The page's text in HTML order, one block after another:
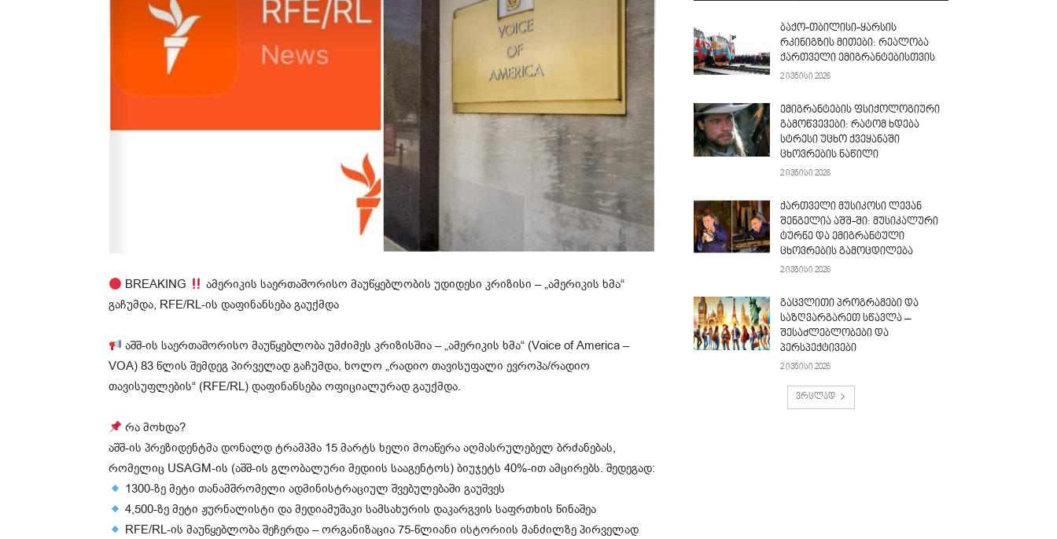
BREAKING
ამერიკის საერთაშორისო მაუწყებლობის უდიდესი კრიზისი – „ამერიკის ხმა“
გაჩუმდა, RFE/RL-ის დაფინანსება გაუქმდა
აშშ-ის საერთაშორისო მაუწყებლობა უმძიმეს კრიზისშია – „ამერიკის ხმა“ (Voice of America –
VOA) 83 წლის შემდეგ პირველად გაჩუმდა, ხოლო „რადიო თავისუფალი ევროპა/რადიო
თავისუფლების“ (RFE/RL) დაფინანსება ოფიციალურად გაუქმდა.
რა მოხდა?
აშშ-ის პრეზიდენტმა დონალდ ტრამპმა 15 მარტს ხელი მოაწერა აღმასრულებელ ბრძანებას,
რომელიც USAGM-ის (აშშ-ის გლობალური მედიის სააგენტოს) ბიუჯეტს 40%-ით ამცირებს. შედეგად:
1300-ზე მეტი თანამშრომელი ადმინისტრაციულ შვებულებაში გაუშვეს
4,500-ზე მეტი ჟურნალისტი და მედიამუშაკი სამსახურის დაკარგვის საფრთხის წინაშეა
RFE/RL-ის მაუწყებლობა შეჩერდა – ორგანიზაცია 75-წლიანი ისტორიის მანძილზე პირველად
ბაქო-თბილისი-ყარსის
რკინიგზის მითები: რეალობა
ქართველი ემიგრანტებისთვის
2 ივნისი 2026
ემიგრანტების ფსიქოლოგიური
გამოწვევები: რატომ ხდება
სტრესი უცხო ქვეყანაში
ცხოვრების ნაწილი
2 ივნისი 2026
ქართველი მუსიკოსი ლევან
შენგელია აშშ-ში: მუსიკალური
ტურნე და ემიგრანტული
ცხოვრების გამოცდილება
2 ივნისი 2026
გაცვლითი პროგრამები და
საზღვარგარეთ სწავლა –
შესაძლებლობები და
პერსპექტივები
2 ივნისი 2026
ვრცლად